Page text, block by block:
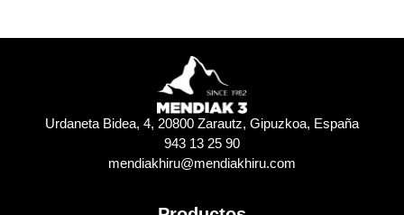
Urdaneta Bidea, 4, 20800 Zarautz, Gipuzkoa, España
943 13 25 90
mendiakhiru@mendiakhiru.com